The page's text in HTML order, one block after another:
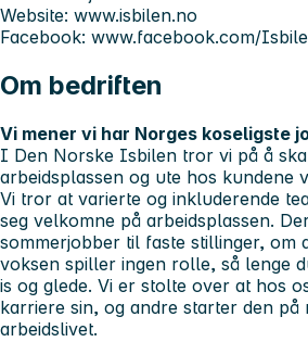
Website: www.isbilen.no
Facebook: www.facebook.com/
Om bedriften
Vi mener vi har Norges koseligste
I Den Norske Isbilen tror vi på å
arbeidsplassen og ute hos kundene
Vi tror at varierte og inkluderende
seg velkomne på arbeidsplassen.
sommerjobber til faste stillinger, om
voksen spiller ingen rolle, så lenge
is og glede. Vi er stolte over at hos
karriere sin, og andre starter den på
arbeidslivet.